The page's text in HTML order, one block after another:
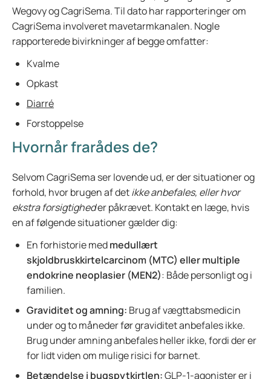
Wegovy og CagriSema. Til dato har rapporteringer om
CagriSema involveret mavetarmkanalen. Nogle
rapporterede bivirkninger af begge omfatter:
Kvalme
Opkast
Diarré
Forstoppelse
Hvornår frarådes de?
Selvom CagriSema ser lovende ud, er der situationer og
forhold, hvor brugen af detikke anbefales, eller hvor
ekstra forsigtigheder påkrævet. Kontakt en læge, hvis
en af følgende situationer gælder dig:
En forhistorie medmedullært
skjoldbruskkirtelcarcinom (MTC) eller multiple
endokrine neoplasier (MEN2): Både personligt og i
familien.
Graviditet og amning: Brug af vægttabsmedicin
under og to måneder før graviditet anbefales ikke.
Brug under amning anbefales heller ikke, fordi der er
for lidt viden om mulige risici for barnet.
Betændelse i bugspytkirtlen:GLP-1-agonister er i